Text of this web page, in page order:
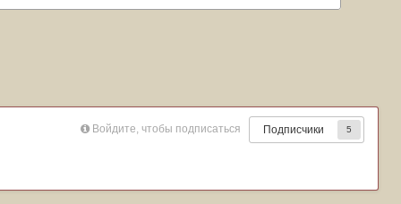
Войдите, чтобы подписаться Подписчики 5